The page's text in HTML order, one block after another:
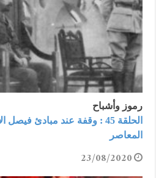
رموز وأشباح
الحلقة 45 : وقفة عند مبادئ
المعاصر
23/08/2020